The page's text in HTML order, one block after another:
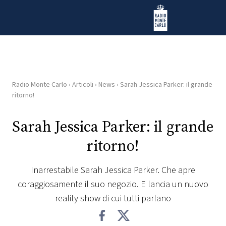
Radio Monte Carlo
HOME
RADIO
PLAYLIST
Radio Monte Carlo › Articoli › News › Sarah Jessica Parker: il grande
ritorno!
Sarah Jessica Parker: il grande
ritorno!
Inarrestabile Sarah Jessica Parker. Che apre
coraggiosamente il suo negozio. E lancia un nuovo
reality show di cui tutti parlano